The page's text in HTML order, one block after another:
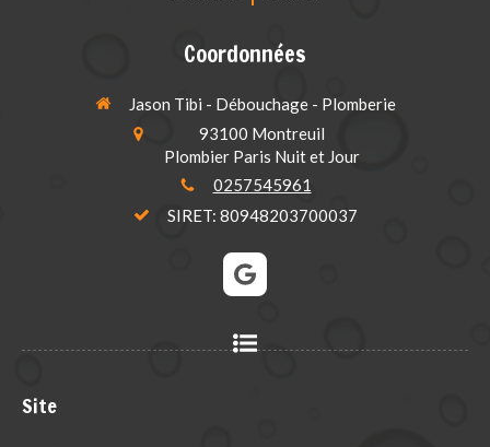
Coordonnées
Jason Tibi - Débouchage - Plomberie
93100 Montreuil
Plombier Paris Nuit et Jour
0257545961
SIRET: 80948203700037
Site